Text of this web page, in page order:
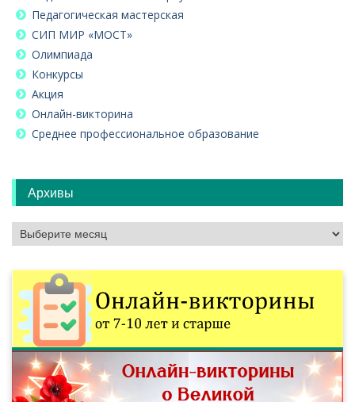
Педагогическая мастерская
СИП МИР «МОСТ»
Олимпиада
Конкурсы
Акция
Онлайн-викторина
Среднее профессиональное образование
Архивы
Архивы